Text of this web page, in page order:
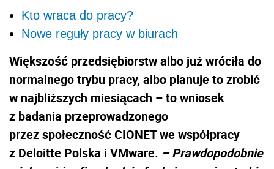
Kto wraca do pracy?
Nowe reguły pracy w biurach
Większość przedsiębiorstw albo już wróciła do
normalnego trybu pracy, albo planuje to zrobić
w najbliższych miesiącach – to wniosek
z badania przeprowadzonego
przez społeczność CIONET we współpracy
z Deloitte Polska i VMware. – Prawdopodobnie